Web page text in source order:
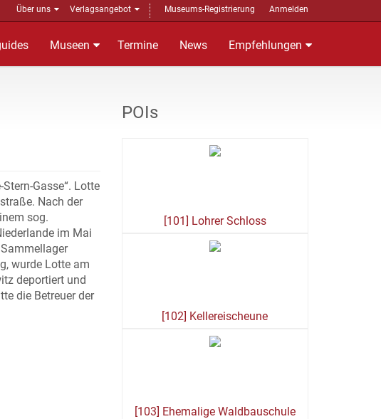
Über uns Verlagsangebot Museums-Registrierung Anmelden
Museen Termine News Empfehlungen
Gasse“. Lotte
Nach der
sog.
im Mai
wurde Lotte am
deportiert und
die Betreuer der
POIs
[101] Lohrer Schloss
[102] Kellereischeune
[103] Ehemalige Waldbauschule